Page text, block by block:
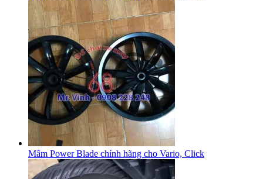
Mâm Power Blade chính hãng cho Vario, Click